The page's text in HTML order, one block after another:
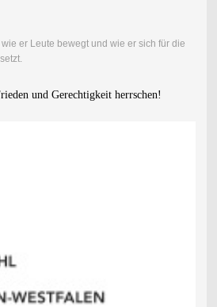
er Leute bewegt und wie er sich für die
und Gerechtigkeit herrschen!